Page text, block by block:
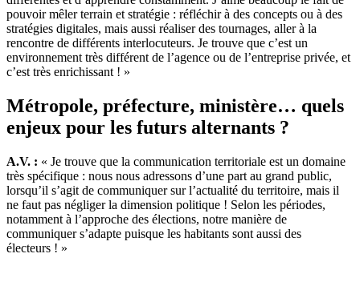
pouvoir mêler terrain et stratégie : réfléchir à des concepts ou à des
stratégies digitales, mais aussi réaliser des tournages, aller à la
rencontre de différents interlocuteurs. Je trouve que c’est un
environnement très différent de l’agence ou de l’entreprise privée, et
c’est très enrichissant ! »
Métropole, préfecture, ministère… quels
enjeux pour les futurs alternants ?
A.V. : « Je trouve que la communication territoriale est un domaine
très spécifique : nous nous adressons d’une part au grand public,
lorsqu’il s’agit de communiquer sur l’actualité du territoire, mais il
ne faut pas négliger la dimension politique ! Selon les périodes,
notamment à l’approche des élections, notre manière de
communiquer s’adapte puisque les habitants sont aussi des
électeurs ! »